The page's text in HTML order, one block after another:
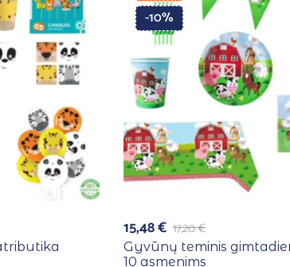
-10%
17,20€
15,48€
Gyvūnų teminis
10 asmenims